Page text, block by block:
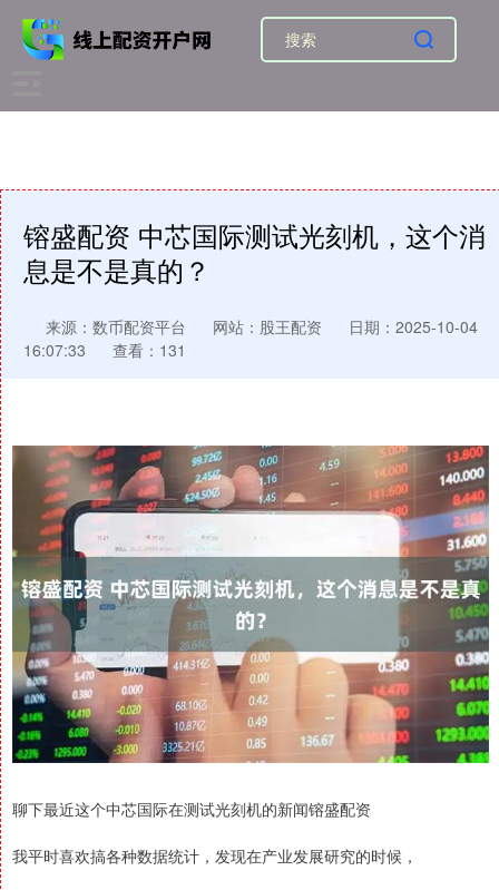
镕盛配资 中芯国际测试光刻机，这个消
息是不是真的？
来源：数币配资平台 网站：股王配资
日期：2025-10-04
16:07:33
查看：131
聊下最近这个中芯国际在测试光刻机的新闻镕盛配资
我平时喜欢搞各种数据统计，发现在产业发展研究的时候，